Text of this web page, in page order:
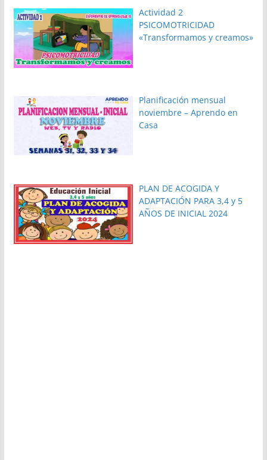
Actividad 2
PSICOMOTRICIDAD
«Transformamos y creamos»
Planificación mensual
noviembre – Aprendo en
Casa
PLAN DE ACOGIDA Y
ADAPTACIÓN PARA 3,4 y 5
AÑOS DE INICIAL 2024